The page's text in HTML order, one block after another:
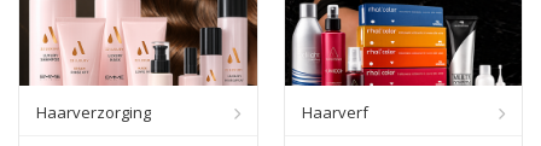
Haarverzorging Haarverf